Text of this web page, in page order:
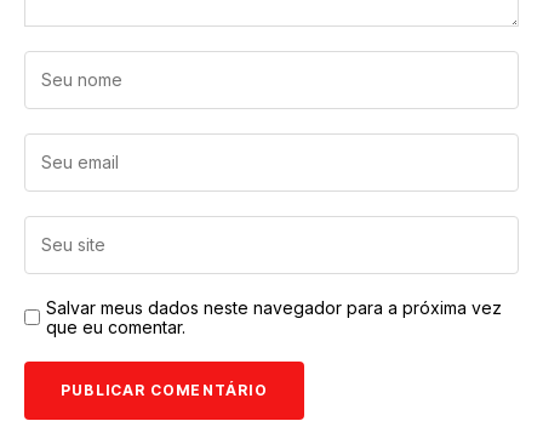
Salvar meus dados neste navegador para a próxima vez
que eu comentar.